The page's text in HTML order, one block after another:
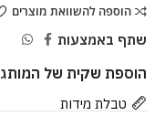
הוספה להשוואת מוצרים
שתף באמצעות
הוספת שקית של המותג
טבלת מידות